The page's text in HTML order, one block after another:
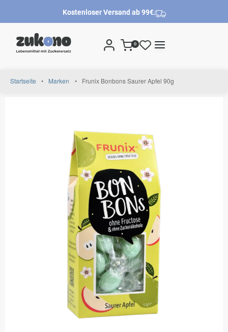
Kostenloser Versand ab 99€
0
Startseite • Marken • Frunix Bonbons Saurer Apfel 90g